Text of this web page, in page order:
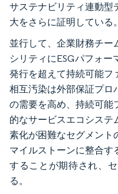
サステナビリティ連動型
大をさらに証明している
並行して、企業財務チー
シリティにESGパフォ
発行を超えて持続可能フ
相互汚染は外部保証プロ
の需要を高め、持続可能
的なサービスエコシステ
素化が困難なセグメント
マイルストーンに整合す
することが期待され、
る。